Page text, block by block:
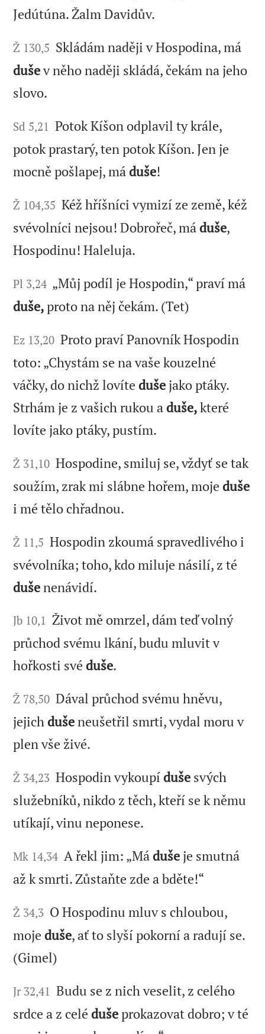
Jedútúna. Žalm Davidův.
Ž 130,5 Skládám naději v Hospodina, má
dušev něho naději skládá, čekám na jeho
slovo.
Sd 5,21 Potok Kíšon odplavil ty krále,
potok prastarý, ten potok Kíšon. Jen je
mocně pošlapej, má duše!
Ž 104,35 Kéž hříšníci vymizí ze země, kéž
svévolníci nejsou! Dobrořeč, má duše,
Hospodinu! Haleluja.
Pl 3,24 „Můj podíl je Hospodin,“ praví má
duše,proto na něj čekám. (Tet)
Ez 13,20 Proto praví Panovník Hospodin
toto: „Chystám se na vaše kouzelné
váčky, do nichž lovíte duše jako ptáky.
Strhám je z vašich rukou a duše,které
lovíte jako ptáky, pustím.
Ž 31,10 Hospodine, smiluj se, vždyť se tak
soužím, zrak mi slábne hořem, moje duše
i mé tělo chřadnou.
Ž 11,5 Hospodin zkoumá spravedlivého i
svévolníka; toho, kdo miluje násilí, z té
dušenenávidí.
Jb 10,1 Život mě omrzel, dám teď volný
průchod svému lkání, budu mluvit v
hořkosti své duše.
Ž 78,50 Dával průchod svému hněvu,
jejich dušeneušetřil smrti, vydal moru v
plen vše živé.
Ž 34,23 Hospodin vykoupí duše svých
služebníků, nikdo z těch, kteří se k němu
utíkají, vinu neponese.
Mk 14,34 A řekl jim: „Má duše je smutná
až k smrti. Zůstaňte zde a bděte!“
Ž 34,3 O Hospodinu mluv s chloubou,
moje duše, ať to slyší pokorní a radují se.
(Gimel)
Jr 32,41 Budu se z nich veselit, z celého
srdce a z celé dušeprokazovat dobro; v té